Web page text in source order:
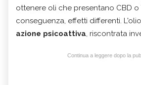
ottenere oli che presentano CBD o
conseguenza, effetti differenti.
azione psicoattiva, riscontrata
Continua a leggere dopo la